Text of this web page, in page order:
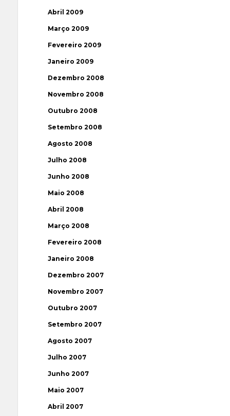
Abril 2009
Março 2009
Fevereiro 2009
Janeiro 2009
Dezembro 2008
Novembro 2008
Outubro 2008
Setembro 2008
Agosto 2008
Julho 2008
Junho 2008
Maio 2008
Abril 2008
Março 2008
Fevereiro 2008
Janeiro 2008
Dezembro 2007
Novembro 2007
Outubro 2007
Setembro 2007
Agosto 2007
Julho 2007
Junho 2007
Maio 2007
Abril 2007